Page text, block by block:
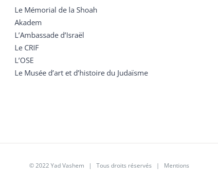
Le Mémorial de la Shoah
Akadem
L’Ambassade d’Israël
Le CRIF
L’OSE
Le Musée d’art et d’histoire du Judaïsme
© 2022 Yad Vashem | Tous droits réservés | Mentions